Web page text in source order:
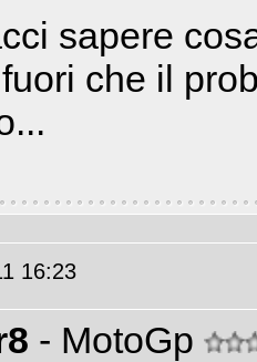
sapere
che il
16:23
- MotoGp